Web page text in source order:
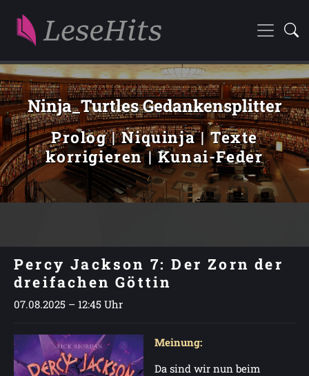
Ninja_Turtles Gedankensplitter
Prolog | Niquinja | Texte
korrigieren | Kunai-Feder
Percy Jackson 7: Der Zorn der
dreifachen Göttin
07.08.2025 – 12:45 Uhr
Meinung:
Da sind wir nun beim